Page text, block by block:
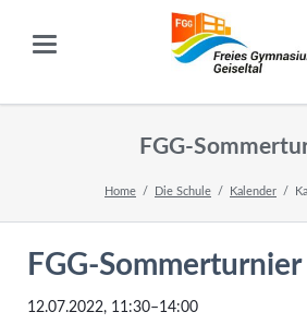
FGG-
Home Die Schule Kalender
FGG-Sommerturnier
12.07.2022, 11:30–14:00